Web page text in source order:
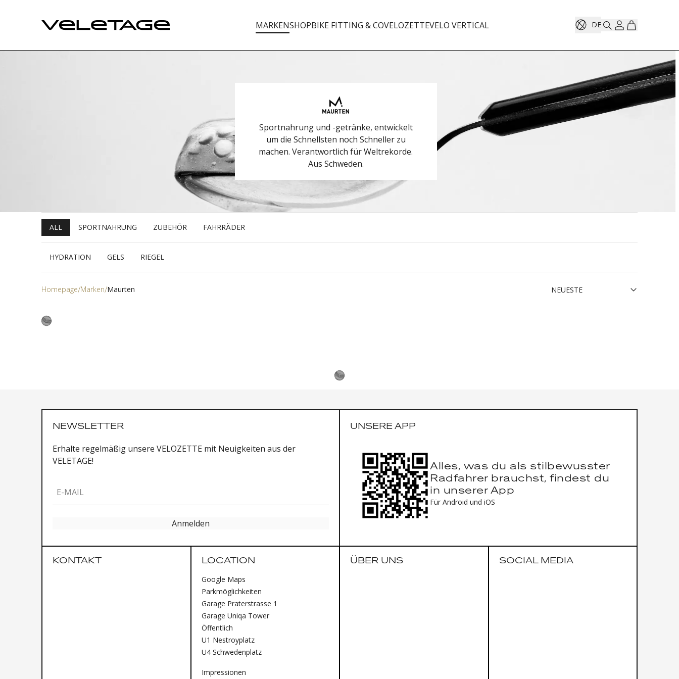
MARKENSHOPBIKE FITTING & COVELOZETTEVELO VERTICAL DE
Sportnahrung und -getränke, entwickelt
um die Schnellsten noch Schneller zu
machen. Verantwortlich für Weltrekorde.
Aus Schweden.
ALL SPORTNAHRUNG ZUBEHÖR FAHRRÄDER
HYDRATION GELS RIEGEL
Homepage Marken Maurten
NEWSLETTER
Erhalte regelmäßig unsere VELOZETTE mit Neuigkeiten aus der
VELETAGE!
E-MAIL
Anmelden
UNSERE APP
Alles, was du als stilbewusster
Radfahrer brauchst, findest du
in unserer App
Für Android und iOS
KONTAKT LOCATION
Google Maps
Parkmöglichkeiten
Garage Praterstrasse 1
Garage Uniqa Tower
Öffentlich
U1 Nestroyplatz
U4 Schwedenplatz
Impressionen
ÜBER UNS SOCIAL MEDIA